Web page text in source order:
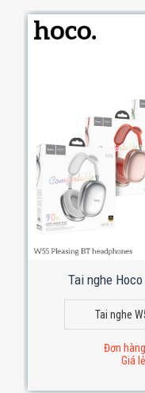
Tai nghe
Tai nghe
Đơn
Giá